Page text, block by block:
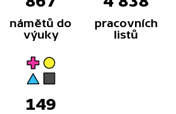
námětů do
výuky
pracovních
listů
149